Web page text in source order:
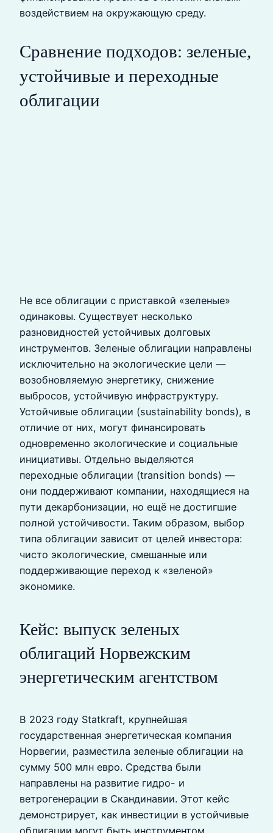
воздействием на окружающую среду.
Сравнение подходов: зеленые,
устойчивые и переходные
облигации
Не все облигации с приставкой «зеленые»
одинаковы. Существует несколько
разновидностей устойчивых долговых
инструментов. Зеленые облигации направлены
исключительно на экологические цели —
возобновляемую энергетику, снижение
выбросов, устойчивую инфраструктуру.
Устойчивые облигации (sustainability bonds), в
отличие от них, могут финансировать
одновременно экологические и социальные
инициативы. Отдельно выделяются
переходные облигации (transition bonds) —
они поддерживают компании, находящиеся на
пути декарбонизации, но ещё не достигшие
полной устойчивости. Таким образом, выбор
типа облигации зависит от целей инвестора:
чисто экологические, смешанные или
поддерживающие переход к «зеленой»
экономике.
Кейс: выпуск зеленых
облигаций Норвежским
энергетическим агентством
В 2023 году Statkraft, крупнейшая
государственная энергетическая компания
Норвегии, разместила зеленые облигации на
сумму 500 млн евро. Средства были
направлены на развитие гидро- и
ветрогенерации в Скандинавии. Этот кейс
демонстрирует, как инвестиции в устойчивые